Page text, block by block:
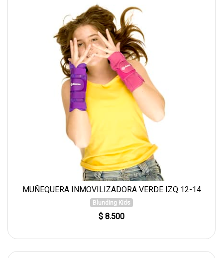
MUÑEQUERA INMOVILIZADORA VERDE IZQ 12-14
Blunding Kids
$ 8.500